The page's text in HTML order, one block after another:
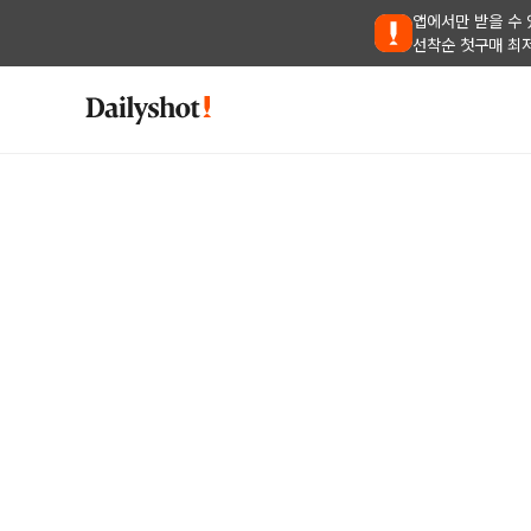
앱에서만 받을 수
선착순 첫구매 최